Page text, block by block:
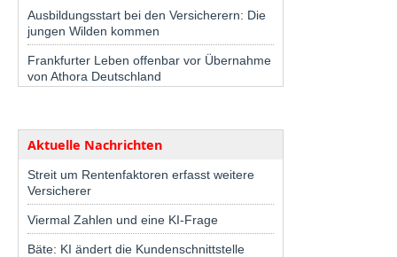
Ausbildungsstart bei den Versicherern: Die
jungen Wilden kommen
Frankfurter Leben offenbar vor Übernahme
von Athora Deutschland
Aktuelle Nachrichten
Streit um Rentenfaktoren erfasst weitere
Versicherer
Viermal Zahlen und eine KI-Frage
Bäte: KI ändert die Kundenschnittstelle